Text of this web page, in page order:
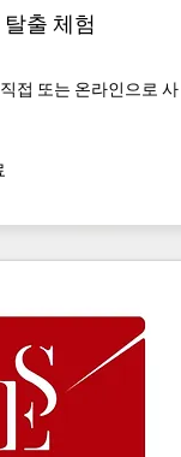
출 체험
접 또는 온라인으로 사